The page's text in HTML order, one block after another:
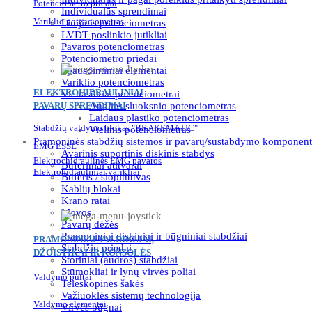
Individualūs sprendimai
Linijinis potenciometras
LVDT poslinkio jutikliai
Pavaros potenciometras
Potenciometro priedai
Spausdintiniai elementai
Variklio potenciometras
Vienasūkiai potenciometrai
Anglies sluoksnio potenciometras
Laidaus plastiko potenciometras
Vielinis potenciometras
Pramoninės stabdžių sistemos ir pavarų/sustabdymo
Avarinis suportinis diskinis stabdys
Buferiniai atitvarai
Buferis / slopintuvas
Kablių blokai
Krano ratai
Movos
Pavarų dėžės
Pramoniniai diskiniai ir būgniniai stabdžiai
Stabdžių priedai
Storiniai (audros) stabdžiai
Stūmokliai ir lynų virvės poliai
Teleskopinės šakės
Važiuoklės sistemų technologija
Virvės būgnai
Potenciometro priedai
Variklio potenciometras
ELEKTROHIDRAULINIAI
PAVARŲ SPRENDIMAI
Stabdžių valdymo blokas "BRAKEMATIC"
EMG ESSE
Elektrochidraulinės EMG pavaros
Elektrohidrauliniai varikliai
PRAMONINIAI VALDIKLIAI,
DŽOISTIKAI IR KONSOLĖS
Valdymo pultai
Valdymo elementai